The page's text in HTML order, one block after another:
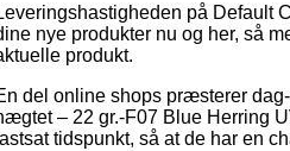
på Default
nye produkter nu og her, så
produkt.
del online shops præsterer
– 22 gr.-F07 Blue Herring
tidspunkt, så at de har en